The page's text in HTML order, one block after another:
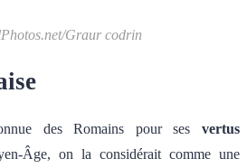
Graur codrin
des Romains pour sesvertus
Âge, on la considérait comme une